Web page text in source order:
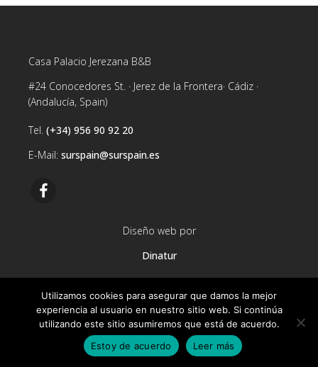
Casa Palacio Jerezana B&B
#24 Conocedores St. · Jerez de la Frontera· Cádiz ·
(Andalucía, Spain)
Tel. (+34) 956 90 92 20
E-Mail: surspain@surspain.es
Diseño web por
Dinatur
Utilizamos cookies para asegurar que damos la mejor
experiencia al usuario en nuestro sitio web. Si continúa
utilizando este sitio asumiremos que está de acuerdo.
Estoy de acuerdo
Leer más